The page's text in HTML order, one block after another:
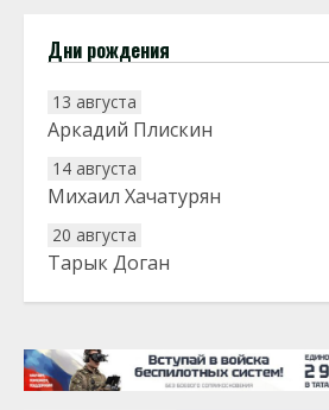
Дни рождения
13 августа
Аркадий Плискин
14 августа
Михаил Хачатурян
20 августа
Тарык Доган
22 августа
25 августа
Сэсэгма Бубеева